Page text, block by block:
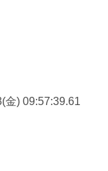
金) 09:57:39.61